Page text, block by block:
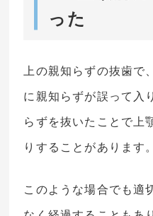
った
上の親知らずの抜歯で
に親知らずが誤って入
らずを抜いたことで上
りすることがあります。
このような場合でも適